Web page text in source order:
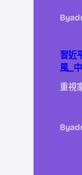
By
習近
風_
重視
By